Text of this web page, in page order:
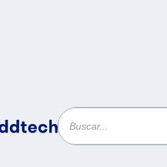
Sin categoría/
Gabinete Gamer Mini
Mini ITX -